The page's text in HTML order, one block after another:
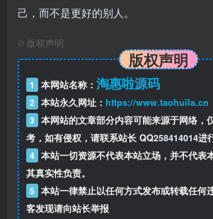
己，而不是更好的别人。
© 版权声明
版权声明
1 本网站名称： 淘惠啦源码
2 本站永久网址： https://www.taohuila.cn
3 本网站的文章部分内容可能来源于网络，
考，如有侵权，请联系站长 QQ258414014进
4 本站一切资源不代表本站立场，并不代表
其真实性负责。
5 本站一律禁止以任何方式发布或转载任何
客发现请向站长举报